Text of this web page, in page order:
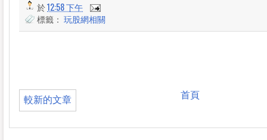
於12:58 下午
標籤： 玩股網相關
較新的文章 首頁